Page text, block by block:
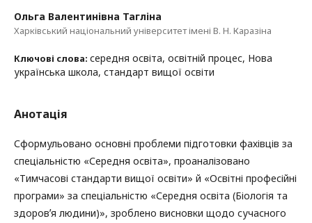
Ольга Валентинівна Тагліна
Харківський національний університет імені В. Н. Каразіна
Ключові слова: середня освіта, освітній процес, Нова
українська школа, стандарт вищої освіти
Анотація
Сформульовано основні проблеми підготовки фахівців за
спеціальністю «Середня освіта», проаналізовано
«Тимчасові стандарти вищої освіти» й «Освітні професійні
програми» за спеціальністю «Середня освіта (Біологія та
здоровʼя людини)», зроблено висновки щодо сучасного